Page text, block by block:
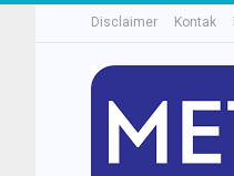
Disclaimer Kontak